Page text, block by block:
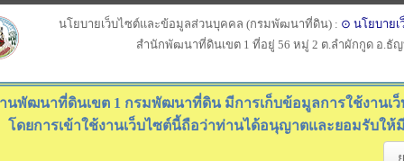
นโยบายเว็บไซต์และข้อมูลส่วนบุคคล (กรมพัฒนาที่ดิน) : ⊙ นโยบายเ
สำนักพัฒนาที่ดินเขต 1 ที่อยู่ 56 หมู่ 2 ต.ลำผักกูด อ.ธั
นพัฒนาที่ดินเขต 1 กรมพัฒนาที่ดิน มีการเก็บข้อมูลการใช้งานเ
โดยการเข้าใช้งานเว็บไซต์นี้ถือว่าท่านได้อนุญาตและยอมรับ